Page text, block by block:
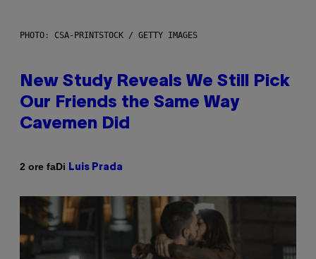
PHOTO: CSA-PRINTSTOCK / GETTY IMAGES
New Study Reveals We Still Pick
Our Friends the Same Way
Cavemen Did
2 ore faDi Luis Prada